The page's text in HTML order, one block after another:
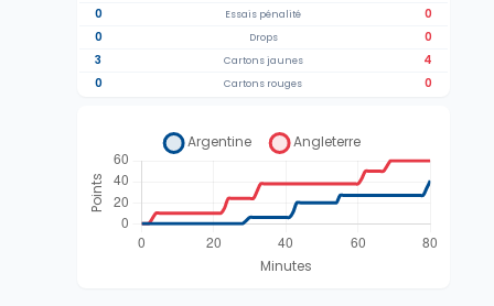
0
Essais pénalité
0
0
Drops
0
3
Cartons jaunes
4
0
Cartons rouges 0